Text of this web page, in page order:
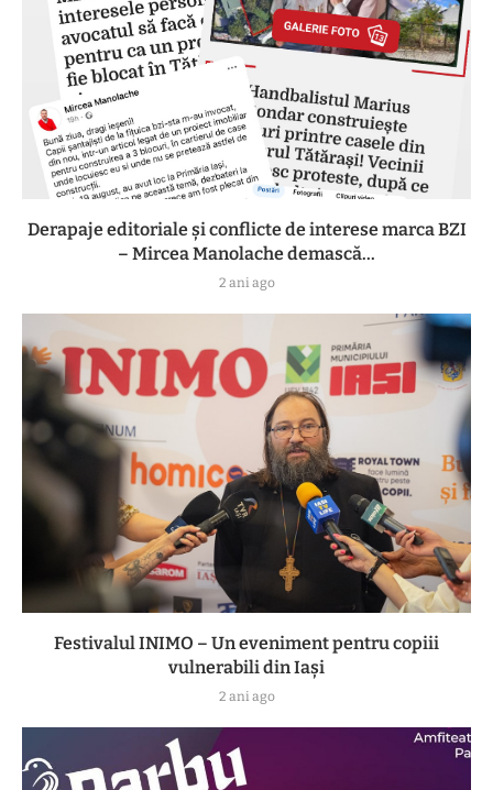
Derapaje editoriale și conflicte de interese marca BZI
– Mircea Manolache demască...
2 ani ago
Festivalul INIMO – Un eveniment pentru copiii
vulnerabili din Iași
2 ani ago